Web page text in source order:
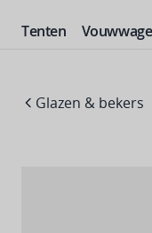
Tenten
Glazen & bekers